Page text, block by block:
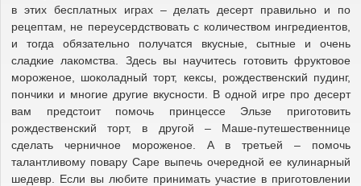
в этих бесплатных играх – делать десерт правильно и по
рецептам, не переусердствовать с количеством ингредиентов,
и тогда обязательно получатся вкусные, сытные и очень
сладкие лакомства. Здесь вы научитесь готовить фруктовое
мороженое, шоколадный торт, кексы, рождественский пудинг,
пончики и многие другие вкусности. В одной игре про десерт
вам предстоит помочь принцессе Эльзе приготовить
рождественский торт, в другой – Маше-путешественнице
сделать черничное мороженое. А в третьей – помочь
талантливому повару Саре выпечь очередной ее кулинарный
шедевр. Если вы любите принимать участие в приготовлении